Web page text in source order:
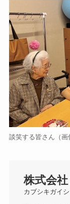
談笑する皆さん（画
株式会
カブシキガイ